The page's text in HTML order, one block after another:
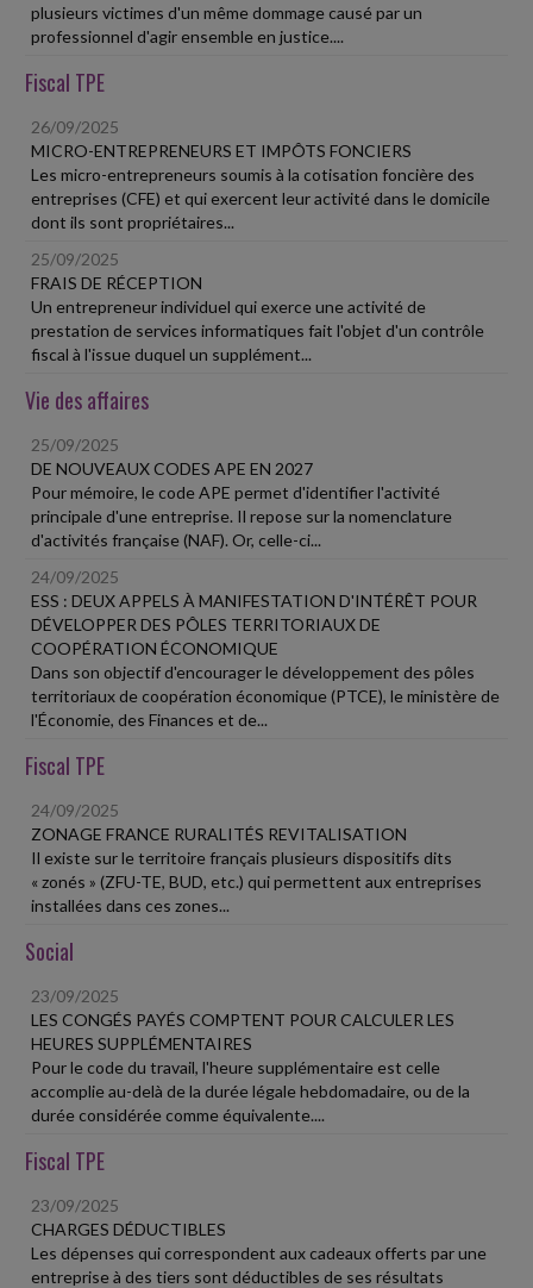
plusieurs victimes d'un même dommage causé par un
professionnel d'agir ensemble en justice....
Fiscal TPE
26/09/2025
MICRO-ENTREPRENEURS ET IMPÔTS FONCIERS
Les micro-entrepreneurs soumis à la cotisation foncière des
entreprises (CFE) et qui exercent leur activité dans le domicile
dont ils sont propriétaires...
25/09/2025
FRAIS DE RÉCEPTION
Un entrepreneur individuel qui exerce une activité de
prestation de services informatiques fait l'objet d'un contrôle
fiscal à l'issue duquel un supplément...
Vie des affaires
25/09/2025
DE NOUVEAUX CODES APE EN 2027
Pour mémoire, le code APE permet d'identifier l'activité
principale d'une entreprise. Il repose sur la nomenclature
d'activités française (NAF). Or, celle-ci...
24/09/2025
ESS : DEUX APPELS À MANIFESTATION D'INTÉRÊT POUR
DÉVELOPPER DES PÔLES TERRITORIAUX DE
COOPÉRATION ÉCONOMIQUE
Dans son objectif d'encourager le développement des pôles
territoriaux de coopération économique (PTCE), le ministère de
l'Économie, des Finances et de...
Fiscal TPE
24/09/2025
ZONAGE FRANCE RURALITÉS REVITALISATION
Il existe sur le territoire français plusieurs dispositifs dits
« zonés » (ZFU-TE, BUD, etc.) qui permettent aux entreprises
installées dans ces zones...
Social
23/09/2025
LES CONGÉS PAYÉS COMPTENT POUR CALCULER LES
HEURES SUPPLÉMENTAIRES
Pour le code du travail, l'heure supplémentaire est celle
accomplie au-delà de la durée légale hebdomadaire, ou de la
durée considérée comme équivalente....
Fiscal TPE
23/09/2025
CHARGES DÉDUCTIBLES
Les dépenses qui correspondent aux cadeaux offerts par une
entreprise à des tiers sont déductibles de ses résultats